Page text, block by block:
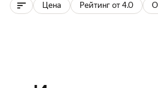
Цена Рейтинг от 4.0